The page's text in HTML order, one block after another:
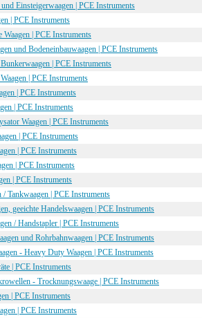
Einsteigerwaagen | PCE Instruments
| PCE Instruments
Waagen | PCE Instruments
und Bodeneinbauwaagen | PCE Instruments
| PCE Instruments
| PCE Instruments
| PCE Instruments
| PCE Instruments
Waagen | PCE Instruments
| PCE Instruments
| PCE Instruments
| PCE Instruments
| PCE Instruments
/ Tankwaagen | PCE Instruments
geeichte Handelswaagen | PCE Instruments
/ Handstapler | PCE Instruments
und Rohrbahnwaagen | PCE Instruments
- Heavy Duty Waagen | PCE Instruments
| PCE Instruments
- Trocknungswaage | PCE Instruments
| PCE Instruments
| PCE Instruments